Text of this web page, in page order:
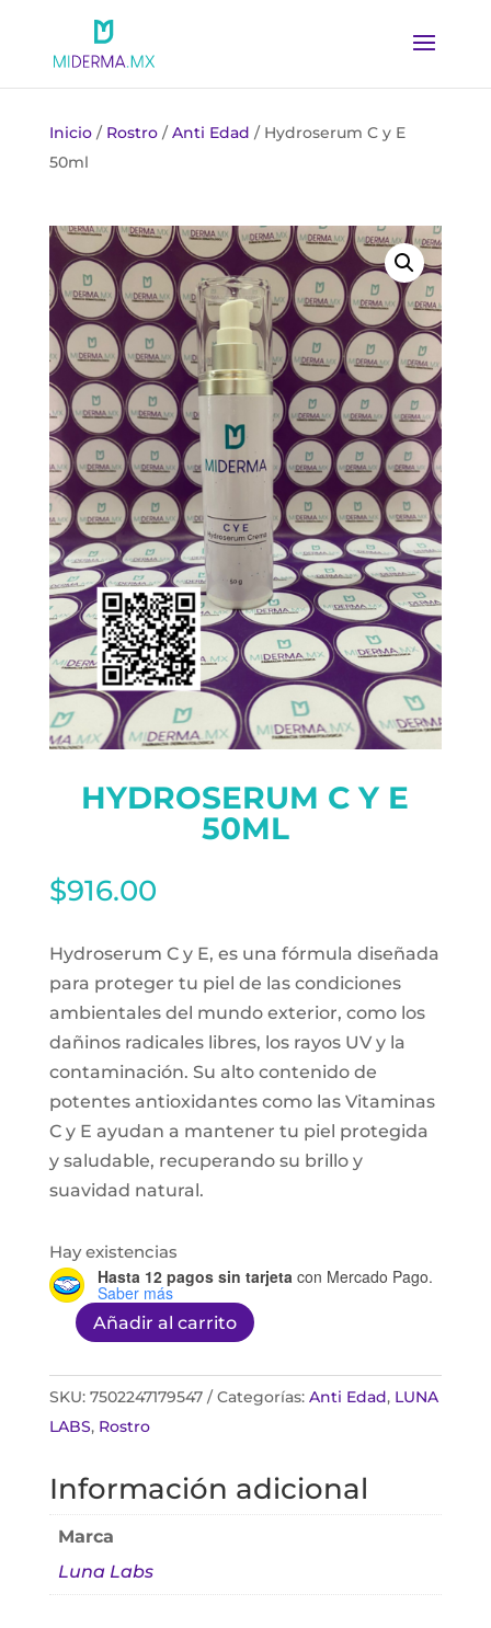
Inicio/ Rostro/Anti Edad / Hydroserum C y E
50ml
HYDROSERUM C Y E
50ML
$916.00
Hydroserum C y E, es una fórmula diseñada
para proteger tu piel de las condiciones
ambientales del mundo exterior, como los
dañinos radicales libres, los rayos UV y la
contaminación. Su alto contenido de
potentes antioxidantes como las Vitaminas
C y E ayudan a mantener tu piel protegida
y saludable, recuperando su brillo y
suavidad natural.
Hay existencias
Hasta 12 pagos sin tarjeta con Mercado Pago.
Saber más
Hydroserum
y
E
cantidad
Añadir al carrito
SKU: 7502247179547 Categorías: Anti Edad, LUNA
LABS, Rostro
Información adicional
Marca
Luna Labs